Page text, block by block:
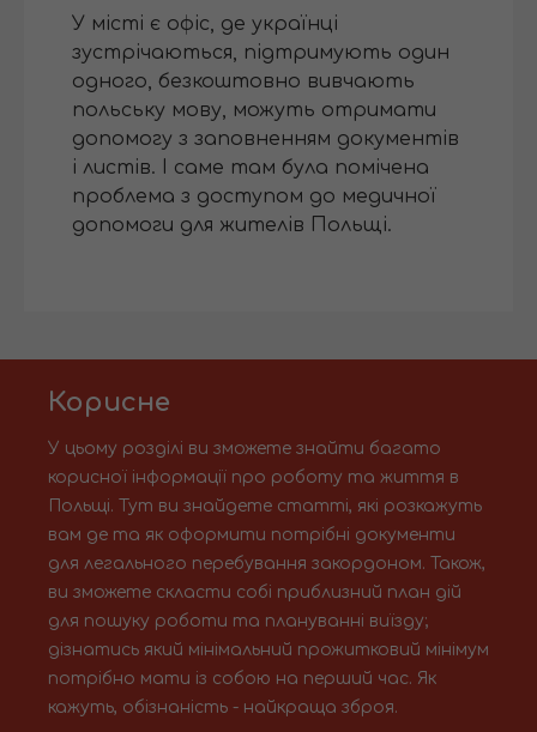
У місті є офіс, де українці
зустрічаються, підтримують один
одного, безкоштовно вивчають
польську мову, можуть отримати
допомогу з заповненням документів
і листів. І саме там була помічена
проблема з доступом до медичної
допомоги для жителів Польщі.
Корисне
У цьому розділі ви зможете знайти багато
корисної інформації про роботу та життя в
Польщі. Тут ви знайдете статті, які розкажуть
вам де та як оформити потрібні документи
для легального перебування закордоном. Також,
ви зможете скласти собі приблизний план дій
для пошуку роботи та плануванні виїзду;
дізнатись який мінімальний прожитковий мінімум
потрібно мати із собою на перший час. Як
кажуть, обізнаність - найкраща зброя.